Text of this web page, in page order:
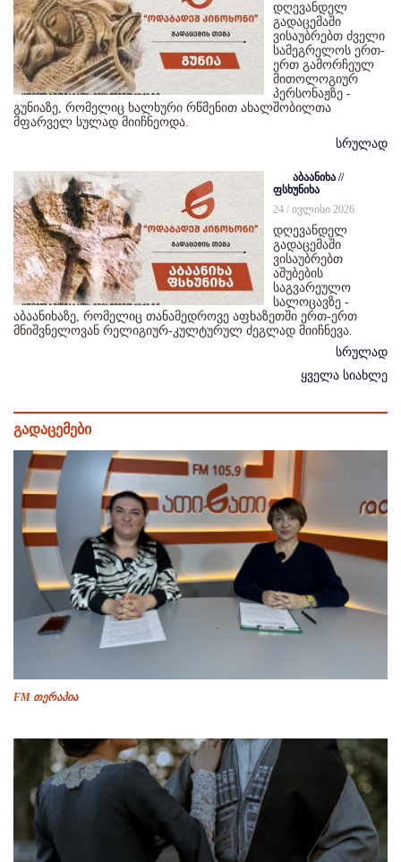
დღევანდელ
გადაცემაში
ვისაუბრებთ ძველი
სამეგრელოს ერთ-
ერთ გამორჩეულ
მითოლოგიურ
პერსონაჟზე -
გუნიაზე, რომელიც ხალხური რწმენით ახალშობილთა
მფარველ სულად მიიჩნეოდა.
სრულად
აბაანიხა //
ფსხუნიხა
24 / ივლისი 2026
დღევანდელ
გადაცემაში
ვისაუბრებთ
აშუბების
საგვარეულო
სალოცავზე -
აბაანიხაზე, რომელიც თანამედროვე აფხაზეთში ერთ-ერთ
მნიშვნელოვან რელიგიურ-კულტურულ ძეგლად მიიჩნევა.
სრულად
ყველა სიახლე
გადაცემები
FM თერაპია